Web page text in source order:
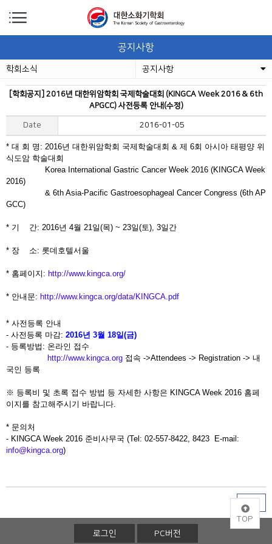
공지사항
학회소식 공지사항
[학회공지] 2016년 대한위암학회 국제학술대회 (KINGCA Week 2016 & 6th
APGCC) 사전등록 안내(수정)
Date 2016-01-05
* 대 회 명: 2016년 대한위암학회 국제학술대회 & 제 6회 아시아 태평양 위
식도암 학술대회
Korea International Gastric Cancer Week 2016 (KINGCA Week
2016)
& 6th Asia-Pacific Gastroesophageal Cancer Congress (6th AP
GCC)
* 기 간: 2016년 4월 21일(목) ~ 23일(토), 3일간
* 장 소: 롯데호텔서울
* 홈페이지: http://www.kingca.org/
* 안내문: http://www.kingca.org/data/KINGCA.pdf
* 사전등록 안내
- 사전등록 마감: 2016년 3월 18일(금)
- 등록방법: 온라인 접수
http://www.kingca.org 접속 ->Attendees -> Registration -> 내
국인 등록
※ 등록비 및 초록 접수 방법 등 자세한 사항은 KINGCA Week 2016 홈페
이지를 참고해주시기 바랍니다.
* 문의처
- KINGCA Week 2016 준비사무국 (Tel: 02-557-8422, 8423 E-mail:
info@kingca.org)
목록
TOP
로그인
PC버전